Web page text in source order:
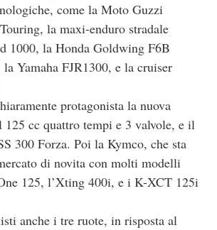
come la Moto Guzzi
la maxi-enduro stradale
1000, la Honda Goldwing F6B
Yamaha FJR1300, e la cruiser
protagonista la nuova
125 cc quattro tempi e 3 valvole, e il
300 Forza. Poi la Kymco, che sta
di novita con molti modelli
125, l’Xting 400i, e i K-XCT 125i
anche i tre ruote, in risposta al